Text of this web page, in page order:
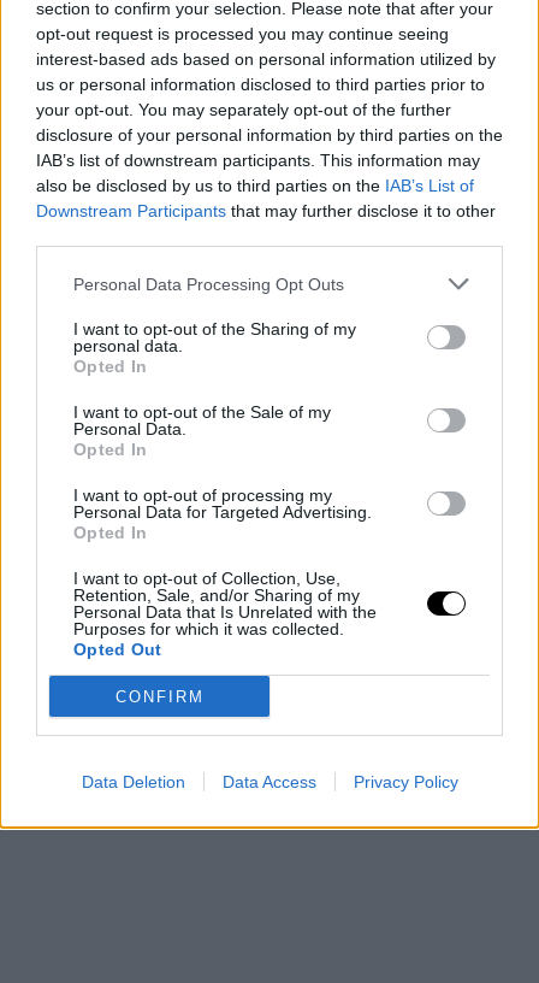
section to confirm your selection. Please note that after your
opt-out request is processed you may continue seeing
interest-based ads based on personal information utilized by
us or personal information disclosed to third parties prior to
your opt-out. You may separately opt-out of the further
disclosure of your personal information by third parties on the
IAB’s list of downstream participants. This information may
also be disclosed by us to third parties on the IAB’s List of
Downstream Participants that may further disclose it to other
Personal Data Processing Opt Outs
I want to opt-out of the Sharing of my
personal data.
Opted In
I want to opt-out of the Sale of my
Personal Data.
Opted In
I want to opt-out of processing my
Personal Data for Targeted Advertising.
Opted In
I want to opt-out of Collection, Use,
Retention, Sale, and/or Sharing of my
Personal Data that Is Unrelated with the
Purposes for which it was collected.
Opted Out
CONFIRM
Data Deletion Data Access Privacy Policy